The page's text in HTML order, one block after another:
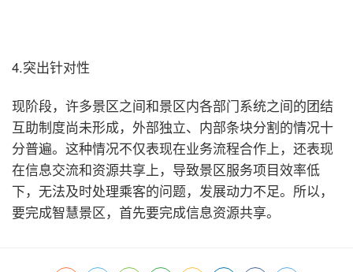
4.突出针对性
现阶段，许多景区之间和景区内各部门系统之间的团结
互助制度尚未形成，外部独立、内部条块分割的情况十
分普遍。这种情况不仅表现在业务流程合作上，还表现
在信息交流和资源共享上，导致景区服务项目效率低
下，无法及时处理乘客的问题，发展动力不足。所以，
要完成智慧景区，首先要完成信息资源共享。